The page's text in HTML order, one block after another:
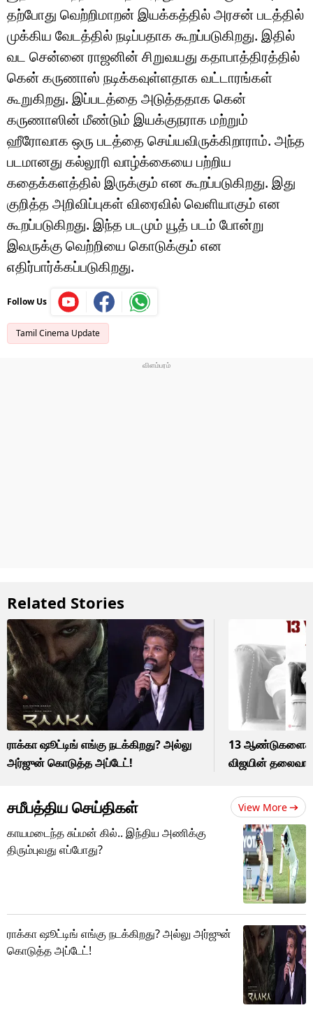
தற்போது வெற்றிமாறன் இயக்கத்தில் அரசன் படத்தில்
முக்கிய வேடத்தில் நடிப்பதாக கூறப்படுகிறது. இதில்
வட சென்னை ராஜனின் சிறுவயது கதாபாத்திரத்தில்
கென் கருணாஸ் நடிக்கவுள்ளதாக வட்டாரங்கள்
கூறுகிறது. இப்படத்தை அடுத்ததாக கென்
கருணாஸின் மீண்டும் இயக்குநராக மற்றும்
ஹீரோவாக ஒரு படத்தை செய்யவிருக்கிறாராம். அந்த
படமானது கல்லூரி வாழ்க்கையை பற்றிய
கதைக்களத்தில் இருக்கும் என கூறப்படுகிறது. இது
குறித்த அறிவிப்புகள் விரைவில் வெளியாகும் என
கூறப்படுகிறது. இந்த படமும் யூத் படம் போன்று
இவருக்கு வெற்றியை கொடுக்கும் என
எதிர்பார்க்கப்படுகிறது.
Follow Us
Tamil Cinema Update
Related Stories
ராக்கா ஷூட்டிங் எங்கு நடக்கிறது? அல்லு
அர்ஜுன் கொடுத்த அப்டேட்!
13 ஆண்டுகளைக்
விஜயின் தலைவா
சமீபத்திய செய்திகள் View More
காயமடைந்த சுப்மன் கில்.. இந்திய அணிக்கு
திரும்புவது எப்போது?
ராக்கா ஷூட்டிங் எங்கு நடக்கிறது? அல்லு அர்ஜுன்
கொடுத்த அப்டேட்!